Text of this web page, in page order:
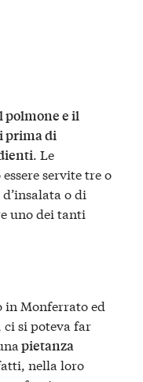
polmone e il
prima di
. Le
servite tre o
o di
uno dei tanti
in Monferrato ed
ci si poteva far
pietanza
nella loro